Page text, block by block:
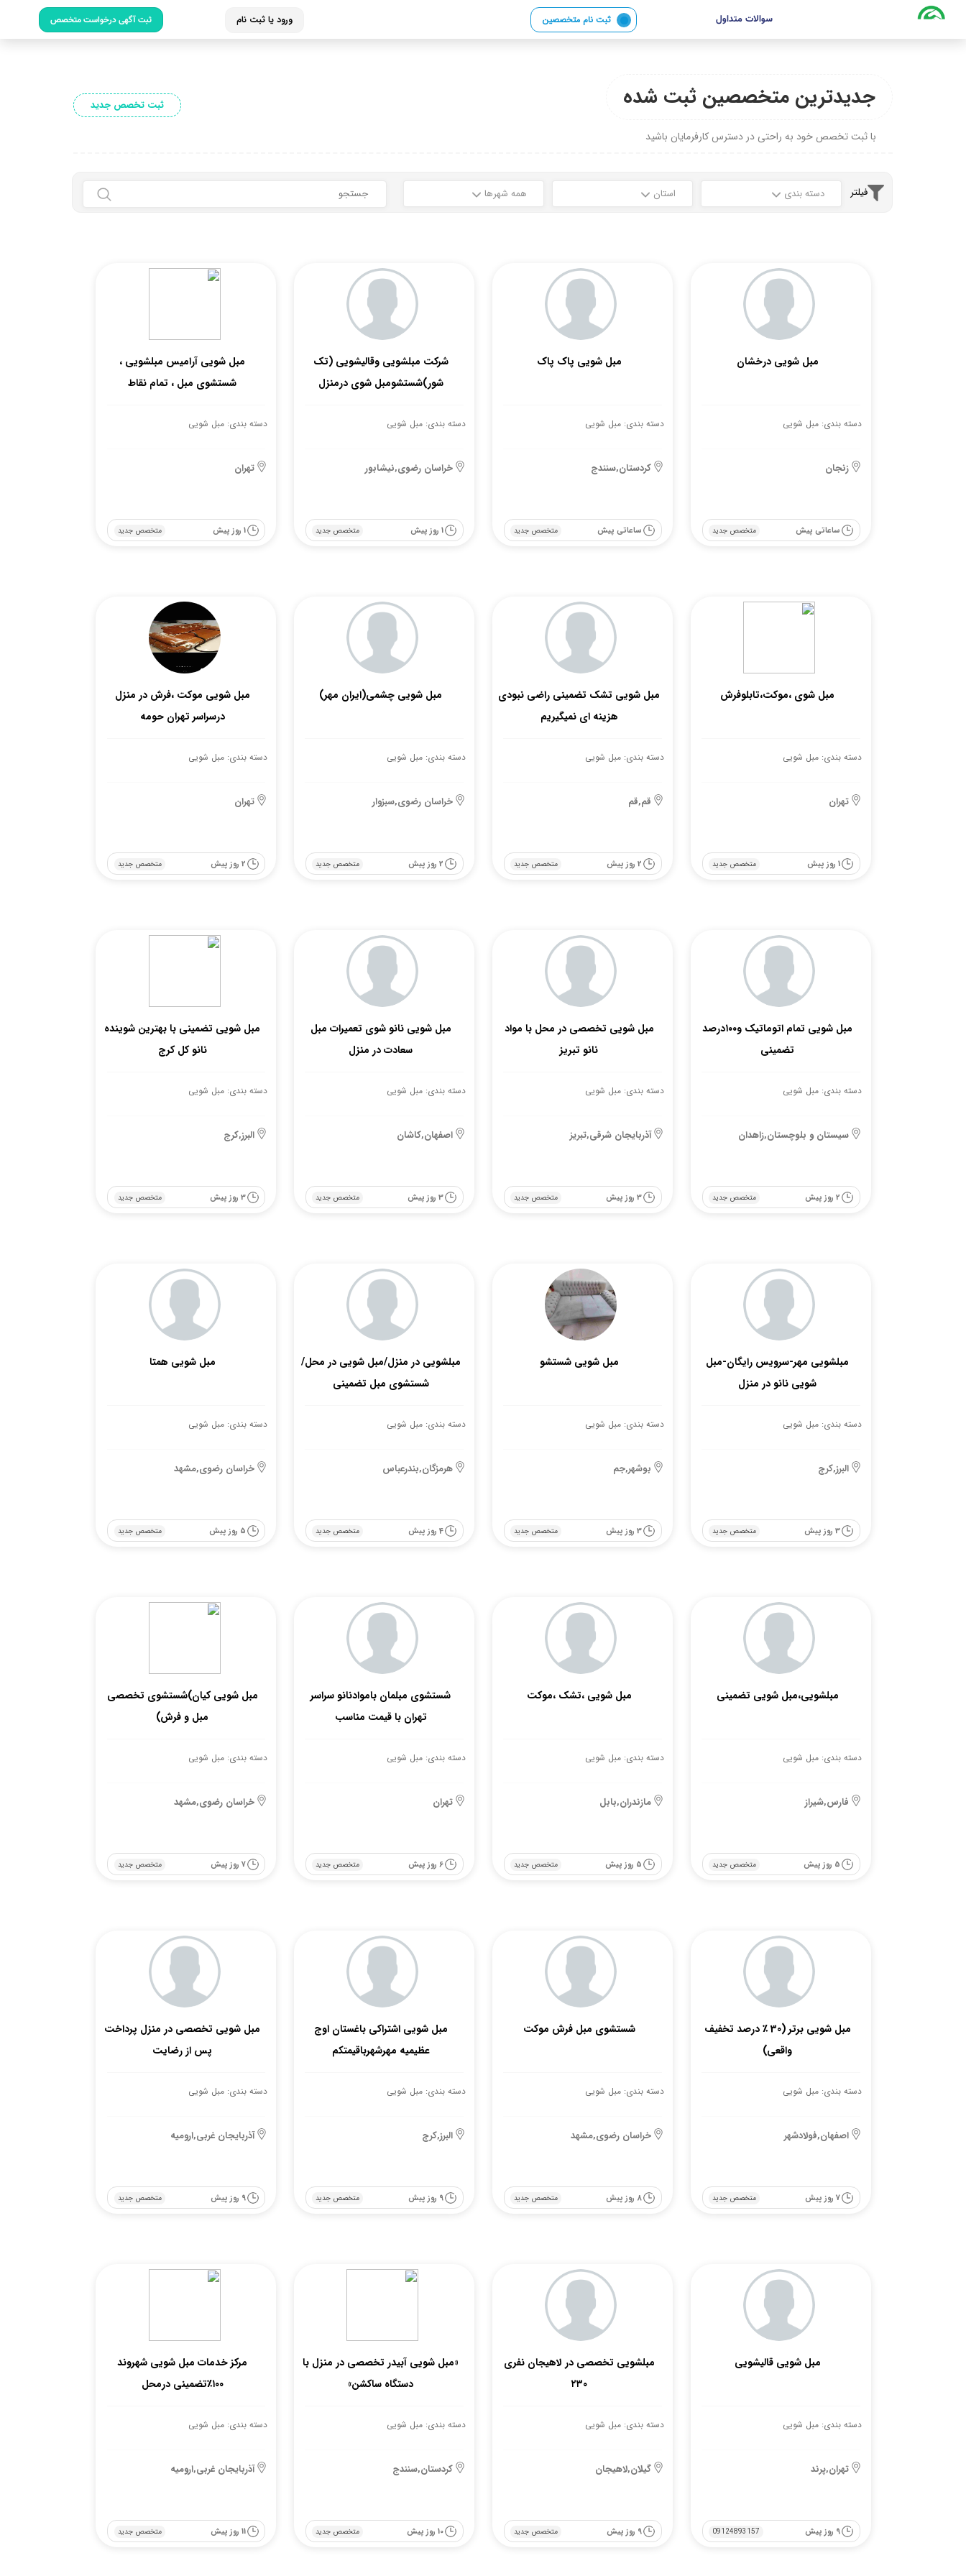
سوالات متداول ثبت نام متخصصین ثبت آگهی درخواست متخصص ورود یا ثبت نام
جدیدترین متخصصین ثبت شده ثبت تخصص جدید
با ثبت تخصص خود به راحتی در دسترس کارفرمایان باشید
فیلتر دسته بندی استان همه شهرها
مبل شویی درخشان
دسته بندی: مبل شویی
زنجان
متخصص جدید ساعاتی پیش
مبل شویی پاک پاک
دسته بندی: مبل شویی
کردستان,سنندج
متخصص جدید ساعاتی پیش
شرکت مبلشویی وقالیشویی (تک
شور)شستشومبل شوی درمنزل
دسته بندی: مبل شویی
خراسان رضوی,نیشابور
متخصص جدید 1 روز پیش
مبل شویی آرامیس مبلشویی ،
شستشوی مبل ، تمام نقاط
دسته بندی: مبل شویی
تهران
متخصص جدید 1 روز پیش
مبل شوی ،موکت،تابلوفرش
دسته بندی: مبل شویی
تهران
متخصص جدید 1 روز پیش
مبل شویی تشک تضمینی راضی نبودی
هزینه ای نمیگیریم
دسته بندی: مبل شویی
قم,قم
متخصص جدید 2 روز پیش
مبل شویی چشمی(ایران مهر)
دسته بندی: مبل شویی
خراسان رضوی,سبزوار
متخصص جدید 2 روز پیش
مبل شویی موکت ،فرش در منزل
درسراسر تهران حومه
دسته بندی: مبل شویی
تهران
متخصص جدید 2 روز پیش
مبل شویی تمام اتوماتیک و۱۰۰درصد
تضمینی
دسته بندی: مبل شویی
سیستان و بلوچستان,زاهدان
متخصص جدید 2 روز پیش
مبل شویی تخصصی در محل با مواد
نانو تبریز
دسته بندی: مبل شویی
آذربایجان شرقی,تبریز
متخصص جدید 3 روز پیش
مبل شویی نانو شوی تعمیرات مبل
سعادت در منزل
دسته بندی: مبل شویی
اصفهان,کاشان
متخصص جدید 3 روز پیش
مبل شویی تضمینی با بهترین شوینده
نانو کل کرج
دسته بندی: مبل شویی
البرز,کرج
متخصص جدید 3 روز پیش
مبلشویی مهر-سرویس رایگان-مبل
شویی نانو در منزل
دسته بندی: مبل شویی
البرز,کرج
متخصص جدید 3 روز پیش
مبل شویی شستشو
دسته بندی: مبل شویی
بوشهر,جم
متخصص جدید 3 روز پیش
مبلشویی در منزل/مبل شویی در محل/
شستشوی مبل تضمینی
دسته بندی: مبل شویی
هرمزگان,بندرعباس
متخصص جدید 4 روز پیش
مبل شویی همتا
دسته بندی: مبل شویی
خراسان رضوی,مشهد
متخصص جدید 5 روز پیش
مبلشویی،مبل شویی تضمینی
دسته بندی: مبل شویی
فارس,شیراز
متخصص جدید 5 روز پیش
مبل شویی ،تشک ،موکت
دسته بندی: مبل شویی
مازندران,بابل
متخصص جدید 5 روز پیش
شستشوی مبلمان باموادنانو سراسر
تهران با قیمت مناسب
دسته بندی: مبل شویی
تهران
متخصص جدید 6 روز پیش
مبل شویی کیان)شستشوی تخصصی
مبل و فرش)
دسته بندی: مبل شویی
خراسان رضوی,مشهد
متخصص جدید 7 روز پیش
مبل شویی برتر (30 ٪ درصد تخفیف
واقعی)
دسته بندی: مبل شویی
اصفهان,فولادشهر
متخصص جدید 7 روز پیش
شستشوی مبل فرش موکت
دسته بندی: مبل شویی
خراسان رضوی,مشهد
متخصص جدید 8 روز پیش
مبل شویی اشتراکی باغستان اوج
عظیمیه مهرشهرباقیمتکم
دسته بندی: مبل شویی
البرز,کرج
متخصص جدید 9 روز پیش
مبل شویی تخصصی در منزل پرداخت
پس از رضایت
دسته بندی: مبل شویی
آذربایجان غربی,ارومیه
متخصص جدید 9 روز پیش
مبل شویی قالیشویی
دسته بندی: مبل شویی
تهران,پرند
09124893157 9 روز پیش
مبلشویی تخصصی در لاهیجان نفری
۲۳۰
دسته بندی: مبل شویی
گیلان,لاهیجان
متخصص جدید 9 روز پیش
«مبل شویی آبیدر تخصصی در منزل با
دستگاه ساکشن»
دسته بندی: مبل شویی
کردستان,سنندج
متخصص جدید 10 روز پیش
مرکز خدمات مبل شویی شهروند
۱۰۰٪تضمینی درمحل
دسته بندی: مبل شویی
آذربایجان غربی,ارومیه
متخصص جدید 11 روز پیش